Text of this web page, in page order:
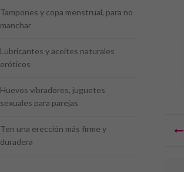
Tampones y copa menstrual, para no
manchar
Lubricantes y aceites naturales
eróticos
Huevos vibradores, juguetes
sexuales para parejas
Ten una erección más firme y
duradera